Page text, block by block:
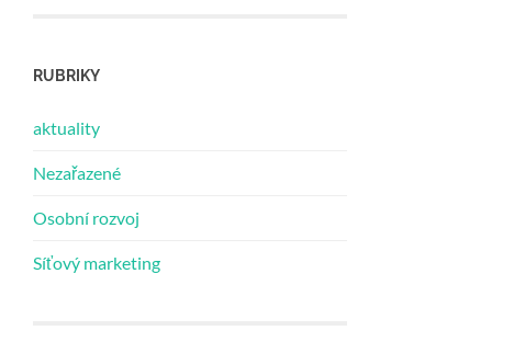
RUBRIKY
aktuality
Nezařazené
Osobní rozvoj
Síťový marketing